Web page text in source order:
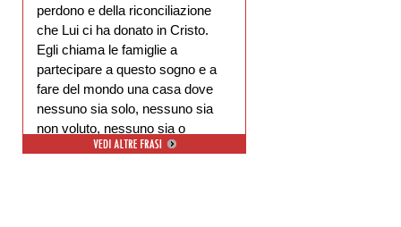
perdono e della riconciliazione
che Lui ci ha donato in Cristo.
Egli chiama le famiglie a
partecipare a questo sogno e a
fare del mondo una casa dove
nessuno sia solo, nessuno sia
non voluto, nessuno sia o